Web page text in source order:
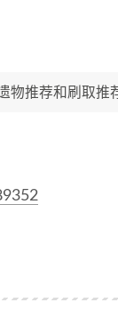
物推荐和刷取